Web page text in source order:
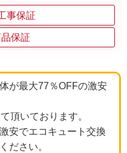
事保証
保証
が最大77％OFFの激安
頂いております。
安でエコキュート交換
ださい。